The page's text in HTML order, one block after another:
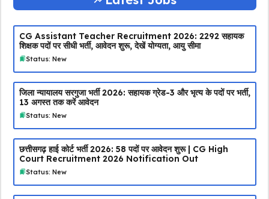
CG Assistant Teacher Recruitment 2026: 2292 सहायक
शिक्षक पदों पर सीधी भर्ती, आवेदन शुरू, देखें योग्यता, आयु सीमा
Status: New
जिला न्यायालय सरगुजा भर्ती 2026: सहायक ग्रेड-3 और भृत्य के पदों पर भर्ती,
13 अगस्त तक करें आवेदन
Status: New
छत्तीसगढ़ हाई कोर्ट भर्ती 2026: 58 पदों पर आवेदन शुरू | CG High
Court Recruitment 2026 Notification Out
Status: New